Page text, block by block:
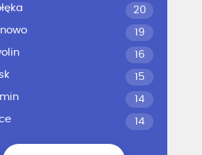
20
19
16
15
14
14